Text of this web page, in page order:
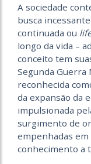
A sociedade
busca
continuada ou
longo da vida –
conceito tem
Segunda Guerra
reconhecida
da expansão da
impulsionada
surgimento de
empenhadas
conhecimento a